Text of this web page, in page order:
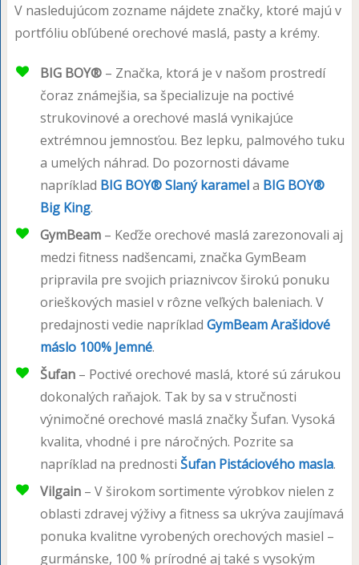
V nasledujúcom zozname nájdete značky, ktoré majú v
portfóliu obľúbené orechové maslá, pasty a krémy.
BIG BOY®– Značka, ktorá je v našom prostredí
čoraz známejšia, sa špecializuje na poctivé
strukovinové a orechové maslá vynikajúce
extrémnou jemnosťou. Bez lepku, palmového tuku
a umelých náhrad. Do pozornosti dávame
napríklad BIG BOY® Slaný karamela BIG BOY®
Big King.
GymBeam– Keďže orechové maslá zarezonovali aj
medzi fitness nadšencami, značka GymBeam
pripravila pre svojich priaznivcov širokú ponuku
orieškových masiel v rôzne veľkých baleniach. V
predajnosti vedie napríklad GymBeam Arašidové
máslo 100% Jemné.
Šufan– Poctivé orechové maslá, ktoré sú zárukou
dokonalých raňajok. Tak by sa v stručnosti
výnimočné orechové maslá značky Šufan. Vysoká
kvalita, vhodné i pre náročných. Pozrite sa
napríklad na prednosti Šufan Pistáciového masla.
Vilgain– V širokom sortimente výrobkov nielen z
oblasti zdravej výživy a fitness sa ukrýva zaujímavá
ponuka kvalitne vyrobených orechových masiel –
gurmánske, 100 % prírodné aj také s vysokým